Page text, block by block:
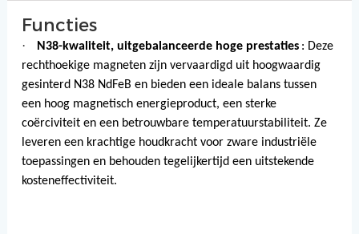
Functies
· N38-kwaliteit, uitgebalanceerde hoge prestaties : Deze
rechthoekige magneten zijn vervaardigd uit hoogwaardig
gesinterd N38 NdFeB en bieden een ideale balans tussen
een hoog magnetisch energieproduct, een sterke
coërciviteit en een betrouwbare temperatuurstabiliteit. Ze
leveren een krachtige houdkracht voor zware industriële
toepassingen en behouden tegelijkertijd een uitstekende
kosteneffectiviteit.